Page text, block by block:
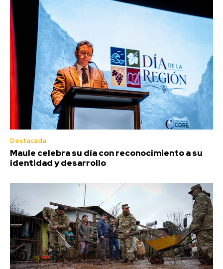
Destacada
Maule celebra su día con reconocimiento a su
identidad y desarrollo